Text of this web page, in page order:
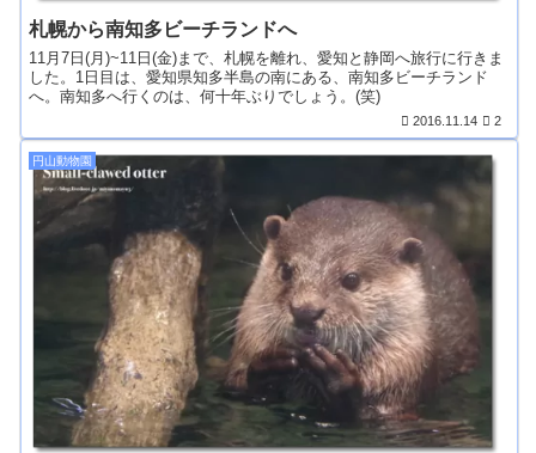
札幌から南知多ビーチランドへ
11月7日(月)~11日(金)まで、札幌を離れ、愛知と静岡へ旅行に行きま
した。1日目は、愛知県知多半島の南にある、南知多ビーチランド
へ。南知多へ行くのは、何十年ぶりでしょう。(笑)
2016.11.14 2
円山動物園